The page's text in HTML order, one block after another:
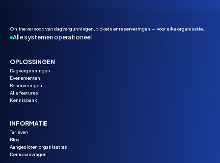
Online verkoop van dagvergunningen, tickets enreserveringen — voor elke organisatie.
Alle systemen operationeel
OPLOSSINGEN
Dagvergunningen
Evenementen
Reserveringen
Alle features
Kennisbank
INFORMATIE
Tarieven
Blog
Aangesloten organisaties
Demo aanvragen